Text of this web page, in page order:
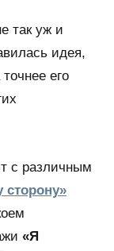
так уж и
идея,
его
с различным
сторону»
«Я